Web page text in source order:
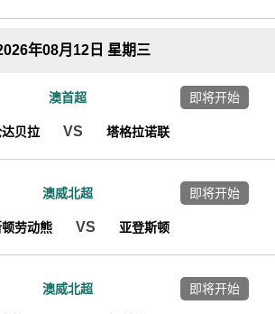
年08月12日 星期三
澳首超
贝拉 VS 塔格拉诺联
即将开始
澳威北超
劳动熊 VS 亚登斯顿
即将开始
澳威北超 即将开始